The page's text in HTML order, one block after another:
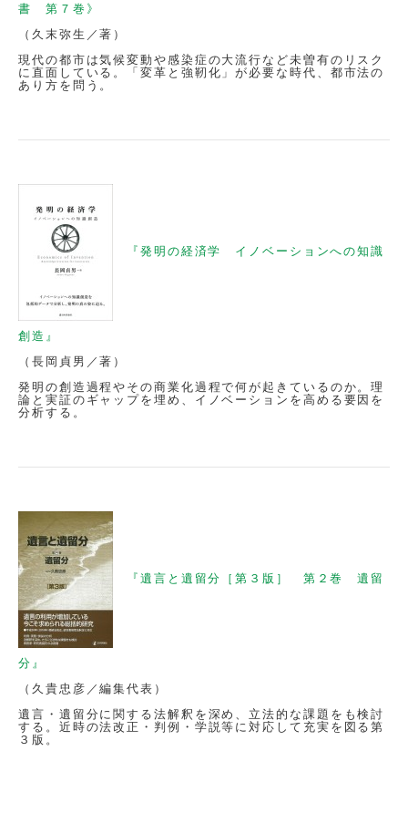
書 第７巻》
（久末弥生／著）
現代の都市は気候変動や感染症の大流行など未曽有のリスク
に直面している。「変革と強靭化」が必要な時代、都市法の
あり方を問う。
『発明の経済学 イノベーションへの知識
創造』
（長岡貞男／著）
発明の創造過程やその商業化過程で何が起きているのか。理
論と実証のギャップを埋め、イノベーションを高める要因を
分析する。
『遺言と遺留分［第３版］ 第２巻 遺留
分』
（久貴忠彦／編集代表）
遺言・遺留分に関する法解釈を深め、立法的な課題をも検討
する。近時の法改正・判例・学説等に対応して充実を図る第
３版。